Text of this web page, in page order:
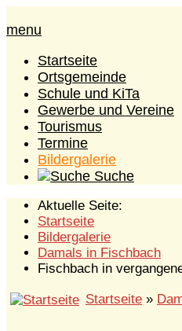
menu
Startseite
Ortsgemeinde
Schule und KiTa
Gewerbe und Vereine
Tourismus
Termine
Bildergalerie
Suche
Aktuelle Seite:
Startseite
Bildergalerie
Damals in Fischbach
Fischbach in
Startseite »